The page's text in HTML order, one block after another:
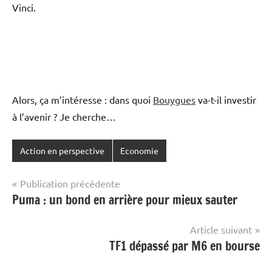
Vinci.
Alors, ça m’intéresse : dans quoi Bouygues va-t-il investir
à l’avenir ? Je cherche…
Action en perspective Economie
Navigation
de
Publication précédente
Puma : un bond en arrière pour mieux sauter
Article suivant
TF1 dépassé par M6 en bourse